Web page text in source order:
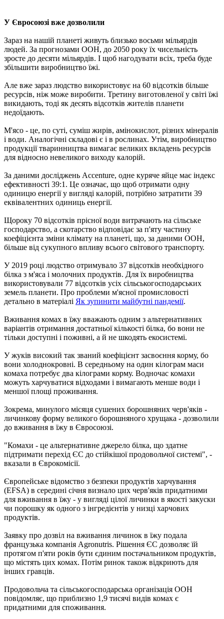
У Євросоюзі вже дозволили
Зараз на нашій планеті живуть близько восьми мільярдів
людей. За прогнозами ООН, до 2050 року їх чисельність
зросте до десяти мільярдів. І щоб нагодувати всіх, треба буде
збільшити виробництво їжі.
Але вже зараз людство використовує на 60 відсотків більше
ресурсів, ніж може виробити. Третину виготовленої у світі їжі
викидають, тоді як десять відсотків жителів планети
недоїдають.
М'ясо - це, по суті, суміш жирів, амінокислот, різних мінералів
і води. Аналогічні складові є і в рослинах. Утім, виробництво
продукції тваринництва вимагає великих вкладень ресурсів
для відносно невеликого виходу калорій.
За даними досліджень Accenture, одне куряче яйце має індекс
ефективності 39:1. Це означає, що щоб отримати одну
одиницю енергії у вигляді калорій, потрібно затратити 39
еквівалентних одиниць енергії.
Щороку 70 відсотків прісної води витрачають на сільське
господарство, а скотарство відповідає за п'яту частину
коефіцієнта зміни клімату на планеті, що, за даними ООН,
більше від сукупного впливу всього світового транспорту.
У 2019 році людство отримувало 37 відсотків необхідного
білка з м'яса і молочних продуктів. Для їх виробництва
використовували 77 відсотків усіх сільськогосподарських
земель планети. Про проблеми м'ясної промисловості
детально в матеріалі Як зупинити майбутні пандемії.
Вживання комах в їжу вважають одним з альтернативних
варіантів отримання достатньої кількості білка, бо вони не
тільки доступні і поживні, а й не шкодять екосистемі.
У жуків високий так званий коефіцієнт засвоєння корму, бо
вони холоднокровні. В середньому на один кілограм маси
комаха потребує два кілограми корму. Водночас комахи
можуть харчуватися відходами і вимагають менше води і
меншої площі проживання.
Зокрема, минулого місяця сушених борошняних черв'яків -
личинкову форму великого борошняного хрущака - дозволили
до вживання в їжу в Євросоюзі.
"Комахи - це альтернативне джерело білка, що здатне
підтримати перехід ЄС до стійкішої продовольчої системі", -
вказали в Єврокомісії.
Європейське відомство з безпеки продуктів харчування
(EFSA) в середині січня визнало цих черв'яків придатними
для вживання в їжу - у вигляді цілої личинки в якості закуски
чи порошку як одного з інгредієнтів у низці харчових
продуктів.
Заявку про дозвіл на вживання личинок в їжу подала
французька компанія Agronutris. Рішення ЄС дозволяє їй
протягом п'яти років бути єдиним постачальником продуктів,
що містять цих комах. Потім ринок також відкриють для
інших гравців.
Продовольча та сільськогосподарська організація ООН
повідомляє, що приблизно 1,9 тисячі видів комах є
придатними для споживання.